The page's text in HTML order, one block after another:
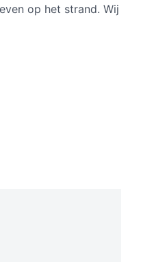
op het strand. Wij